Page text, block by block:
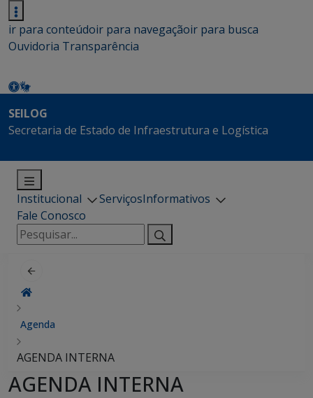
ir para conteúdoir para navegaçãoir para busca
Ouvidoria Transparência
SEILOG
Secretaria de Estado de Infraestrutura e Logística
Institucional ServiçosInformativos
Fale Conosco
Pesquisar
por:
Agenda
AGENDA INTERNA
AGENDA INTERNA